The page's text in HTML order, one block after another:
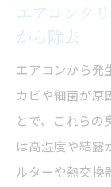
エアコンク
から除去
エアコンから発
カビや細菌が原
とで、これらの
は高湿度や結露
ルターや熱交換